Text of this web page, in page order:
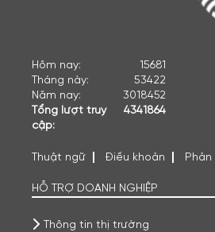
Hôm nay:
15681
Tháng này:
53422
Năm nay:
3018452
Tổng lượt truy
cập:
4341864
Thuật ngữ Điều khoản Phản
HỖ TRỢ DOANH NGHIỆP
Thông tin thị trường